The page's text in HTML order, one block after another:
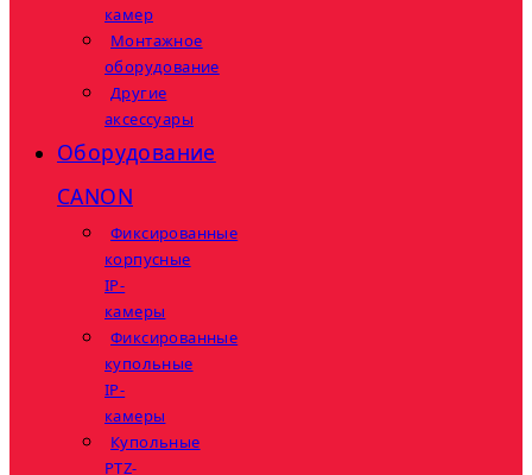
камер
Монтажное
оборудование
Другие
аксессуары
Оборудование
CANON
Фиксированные
корпусные
IP-
камеры
Фиксированные
купольные
IP-
камеры
Купольные
PTZ-